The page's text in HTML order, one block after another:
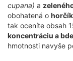
cupana) a
obohatená o
tak oceníte obsah
koncentráciu a
hmotnosti navyše